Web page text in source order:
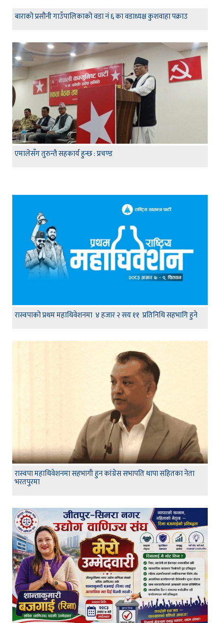
बाराको प्रसौनी गाउँपालिकाको वडा नं ६ का वडाध्यक्ष कुशवाहा पक्राउ
एमालेसँग तुरुन्तै सहकार्य हुन्छ : प्रचण्ड
रास्वपाको प्रथम महाधिवेशनमा ४ हजार २ सय ११ प्रतिनिधि सहभागि हुने
रास्वपा महाधिवेशनमा सहभागी हुन कांग्रेस सभापति थापा सहितका नेता
भरतपुरमा